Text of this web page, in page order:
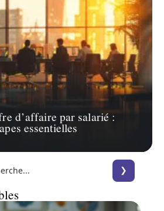
d’affaire par salarié :
essentielles